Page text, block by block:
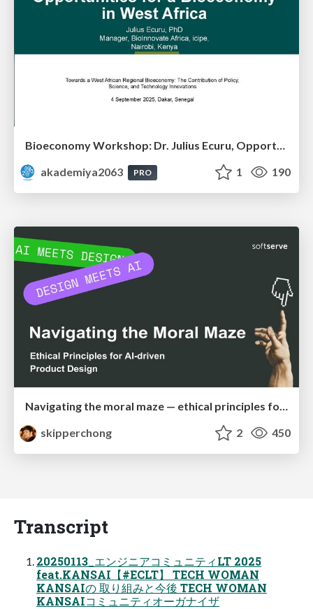
Bioeconomy Workshop: Dr. Julius Ecuru, Opportunities for a Bioeconomy in West Africa
akademiya2063
PRO 1 190
skipperchong
2 450
Transcript
20250113_エンジニアコミュニティLT 2025
feat.KANSAI【#ECLT】 TECH WOMAN
KANSAIの 取り組みと今後 TECH WOMAN
KANSAIコミュニティオーガナイザ